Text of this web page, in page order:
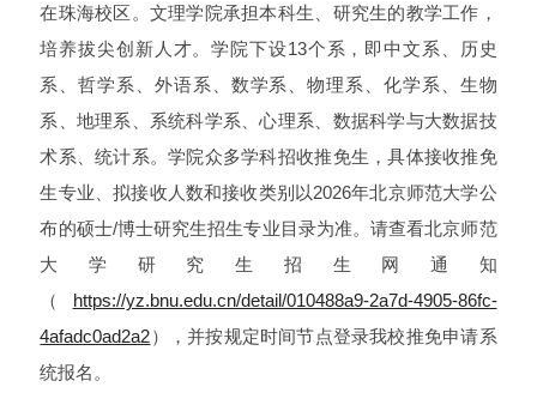
在珠海校区。文理学院承担本科生、研究生的教学工作，
培养拔尖创新人才。学院下设13个系，即中文系、历史
系、哲学系、外语系、数学系、物理系、化学系、生物
系、地理系、系统科学系、心理系、数据科学与大数据技
术系、统计系。学院众多学科招收推免生，具体接收推免
生专业、拟接收人数和接收类别以2026年北京师范大学公
布的硕士/博士研究生招生专业目录为准。请查看北京师范
大学研究生招生网通知
（ https://yz.bnu.edu.cn/detail/010488a9-2a7d-4905-86fc-
4afadc0ad2a2），并按规定时间节点登录我校推免申请系
统报名。